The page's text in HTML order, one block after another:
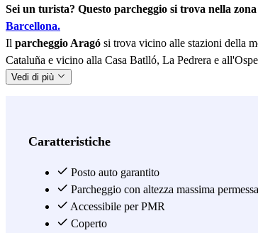
Sei un turista? Questo parcheggio si trova nella
Barcellona.
Il parcheggio Aragó si trova vicino alle stazioni della
Cataluña e vicino alla Casa Batlló, La Pedrera e
Vedi di più
Caratteristiche
Posto auto garantito
Parcheggio con altezza massima
Accessibile per PMR
Coperto